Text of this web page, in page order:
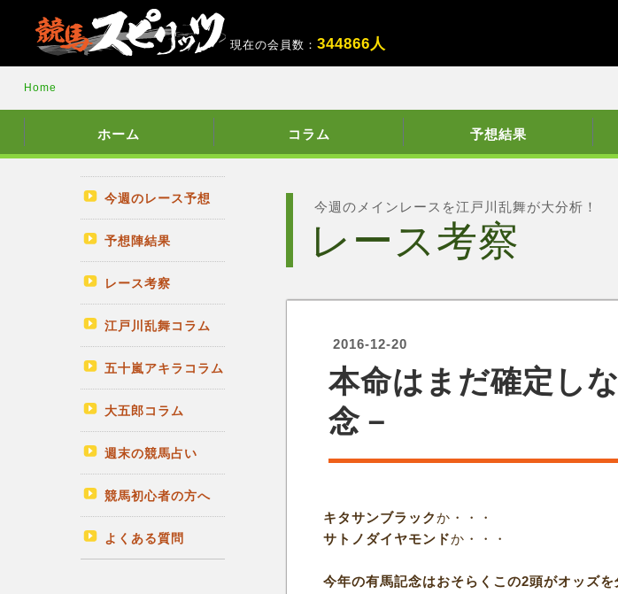
現在の会員数：344866人
Home
ホーム コラム 予想結果
今週のレース予想
予想陣結果
レース考察
江戸川乱舞コラム
五十嵐アキラコラム
大五郎コラム
週末の競馬占い
競馬初心者の方へ
よくある質問
今週のメインレースを江戸川乱舞が大分析！
レース考察
2016-12-20
本命はまだ確定し
念－
キタサンブラックか・・・
サトノダイヤモンドか・・・
今年の有馬記念はおそらくこの2頭がオッズを